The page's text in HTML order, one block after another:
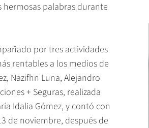
hermosas palabras durante
por tres actividades
rentables a los medios de
Nazifhn Luna, Alejandro
+ Seguras, realizada
Idalia Gómez, y contó con
de noviembre, después de